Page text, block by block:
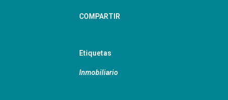
COMPARTIR
Etiquetas
Inmobiliario